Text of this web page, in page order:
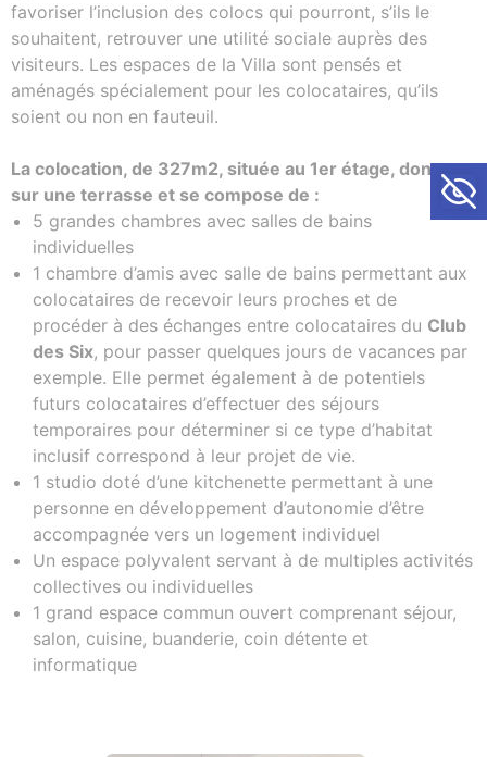
Ouvrir
favoriser l’inclusion des colocs qui pourront, s’ils le
souhaitent, retrouver une utilité sociale auprès des
visiteurs. Les espaces de la Villa sont pensés et
aménagés spécialement pour les colocataires, qu’ils
soient ou non en fauteuil.
La colocation, de 327m2, située au 1er étage, donne
sur une terrasse et se compose de :
5 grandes chambres avec salles de bains
individuelles
1 chambre d’amis avec salle de bains permettant aux
colocataires de recevoir leurs proches et de
procéder à des échanges entre colocataires du Club
des Six, pour passer quelques jours de vacances par
exemple. Elle permet également à de potentiels
futurs colocataires d’effectuer des séjours
temporaires pour déterminer si ce type d’habitat
inclusif correspond à leur projet de vie.
1 studio doté d’une kitchenette permettant à une
personne en développement d’autonomie d’être
accompagnée vers un logement individuel
Un espace polyvalent servant à de multiples activités
collectives ou individuelles
1 grand espace commun ouvert comprenant séjour,
salon, cuisine, buanderie, coin détente et
informatique